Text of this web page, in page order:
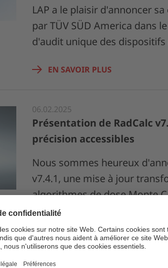
LAP a le plaisir d'annoncer
par TÜV SÜD America dans
d'audit unique des
EN SAVOIR PLUS
06.02.2025
Présentation de RadCalc
précision accessibles
Nous sommes heureux
v7.4.1, une mise à jour
algorithmes de dose Monte
22.01.2025